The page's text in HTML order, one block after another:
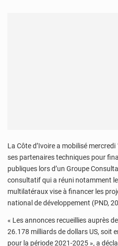
La Côte d’Ivoire a mobilisé
ses partenaires techniques pour
publiques lors d’un Groupe
consultatif qui a réuni notamment
multilatéraux vise à financer les
national de développement (PND,
« Les annonces recueillies auprès
26.178 milliards de dollars US, soit
pour la période 2021-2025 », a